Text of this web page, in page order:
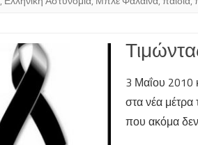
3 Μαΐου 2010
στα νέα μέτρα
που ακόμα δεν